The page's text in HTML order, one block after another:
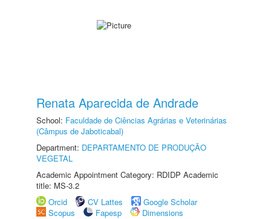
Renata Aparecida de Andrade
School: Faculdade de Ciências Agrárias e Veterinárias
(Câmpus de Jaboticabal)
Department: DEPARTAMENTO DE PRODUÇÃO
VEGETAL
Academic Appointment Category: RDIDP Academic
title: MS-3.2
Orcid
CV Lattes
Google Scholar
Scopus
Fapesp
Dimensions